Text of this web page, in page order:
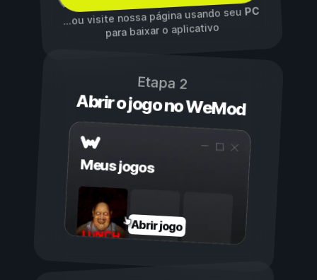
...ou visite nossa página usando seuPC
para baixar o aplicativo
Etapa 2
Abrir o jogo no WeMod
Meus jogos
Abrir jogo